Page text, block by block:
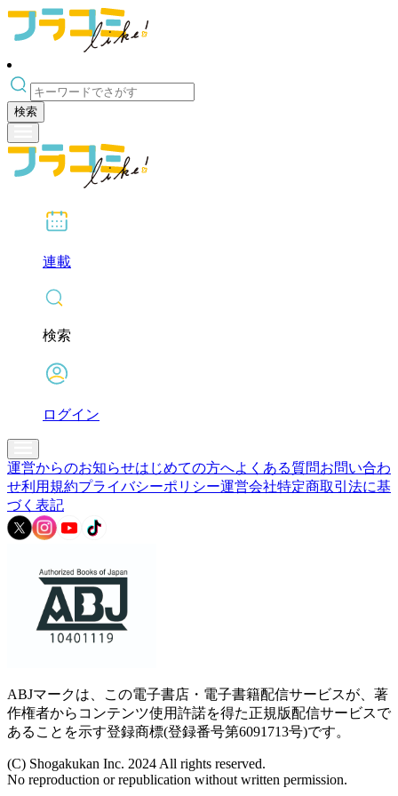
検索
連載
検索
ログイン
運営からのお知らせはじめての方へよくある質問お問い合わ
せ利用規約プライバシーポリシー運営会社特定商取引法に基
づく表記
ABJマークは、この電子書店・電子書籍配信サービスが、著
作権者からコンテンツ使用許諾を得た正規版配信サービスで
あることを示す登録商標(登録番号第6091713号)です。
(C) Shogakukan Inc. 2024 All rights reserved.
No reproduction or republication without written permission.